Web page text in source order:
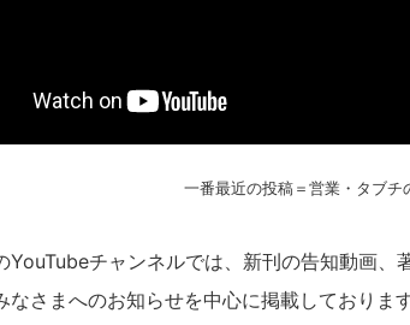
一番最近の投稿＝営業・タブチ
チャンネルでは、新刊の告知動画、
なさまへのお知らせを中心に掲載しております